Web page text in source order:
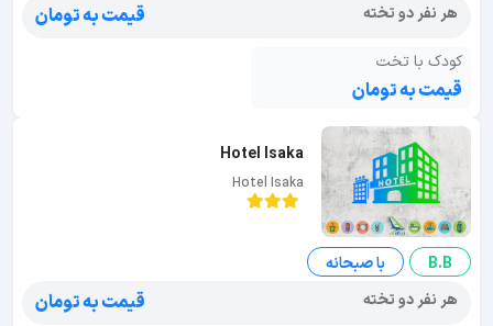
هر نفر دو تخته
قیمت به تومان
کودک با تخت
قیمت به تومان
Hotel Isaka
Hotel Isaka
B.B
با صبحانه
هر نفر دو تخته
قیمت به تومان